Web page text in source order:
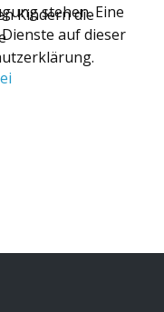
Kindern die
stehen. Eine
auf dieser